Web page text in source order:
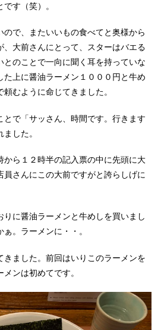
す（笑）。
ので、またいいもの食べてと奥様から
、大前さんにとって、スターはバエる
とのことで一向に聞く耳を持っていな
た上に醤油ラーメン１０００円と牛め
むように命じてきました。
とで「サッさん、時間です。行きます
した。
から１２時半の記入票の中に先頭に大
員さんにこの大前ですがと誇らしげに
に醤油ラーメンと牛めしを買いまし
。ラーメンに・・。
きました。前回はいりこのラーメンを
ンは初めてです。